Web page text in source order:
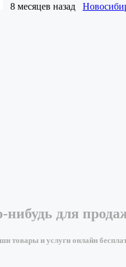
8 месяцев назад
нибудь для
товары и услуги онлайн